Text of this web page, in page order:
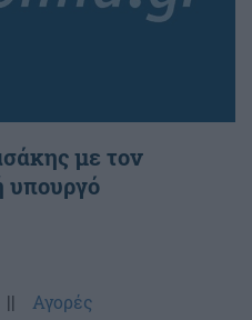
με τον
υπουργό
|| Αγορές